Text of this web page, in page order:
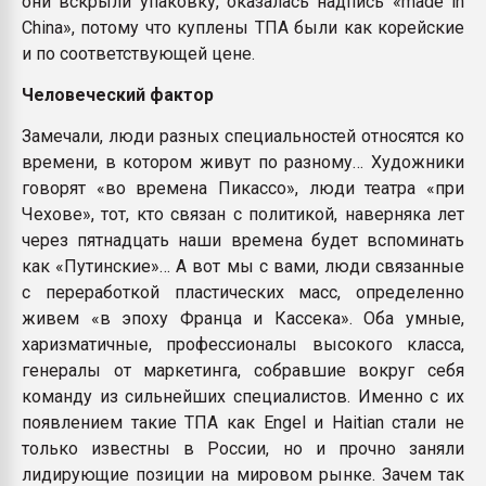
China», потому что куплены ТПА были как корейские
и по соответствующей цене.
Человеческий фактор
Замечали, люди разных специальностей относятся ко
времени, в котором живут по разному… Художники
говорят «во времена Пикассо», люди театра «при
Чехове», тот, кто связан с политикой, наверняка лет
через пятнадцать наши времена будет вспоминать
как «Путинские»… А вот мы с вами, люди связанные
с переработкой пластических масс, определенно
живем «в эпоху Франца и Кассека». Оба умные,
харизматичные, профессионалы высокого класса,
генералы от маркетинга, собравшие вокруг себя
команду из сильнейших специалистов. Именно с их
появлением такие ТПА как Engel и Haitian стали не
только известны в России, но и прочно заняли
лидирующие позиции на мировом рынке. Зачем так